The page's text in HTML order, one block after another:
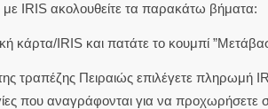
IRIS ακολουθείτε τα παρακάτω βήματα:
κάρτα/IRIS και πατάτε το κουμπί
τραπέζης Πειραιώς επιλέγετε πληρωμή
που αναγράφονται για να προχωρήσετε